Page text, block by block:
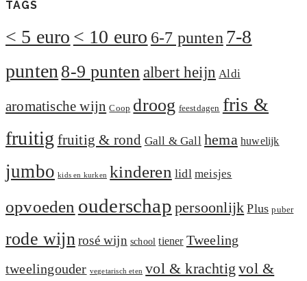
TAGS
< 5 euro < 10 euro 6-7 punten7-8
punten8-9 puntenalbert heijn Aldi
aromatische wijn Coop droog feestdagen fris &
fruitig fruitig & rond Gall & Gall hema huwelijk
jumbo kids en kurken kinderen lidl meisjes
opvoeden ouderschap persoonlijk Plus puber
rode wijn rosé wijn school tiener Tweeling
tweelingouder vegetarisch eten vol & krachtig vol &